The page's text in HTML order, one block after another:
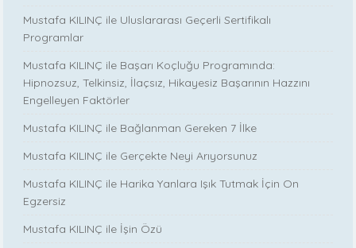
Mustafa KILINÇ ile Uluslararası Geçerli Sertifikalı
Programlar
Mustafa KILINÇ ile Başarı Koçluğu Programında:
Hipnozsuz, Telkinsiz, İlaçsız, Hikayesiz Başarının Hazzını
Engelleyen Faktörler
Mustafa KILINÇ ile Bağlanman Gereken 7 İlke
Mustafa KILINÇ ile Gerçekte Neyi Arıyorsunuz
Mustafa KILINÇ ile Harika Yanlara Işık Tutmak İçin On
Egzersiz
Mustafa KILINÇ ile İşin Özü